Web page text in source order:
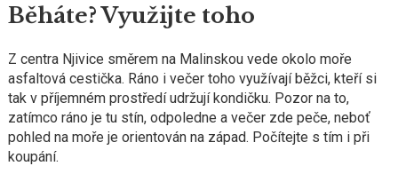
Běháte? Využijte toho
Z centra Njivice směrem na Malinskou vede okolo moře
asfaltová cestička. Ráno i večer toho využívají běžci, kteří si
tak v příjemném prostředí udržují kondičku. Pozor na to,
zatímco ráno je tu stín, odpoledne a večer zde peče, neboť
pohled na moře je orientován na západ. Počítejte s tím i při
koupání.